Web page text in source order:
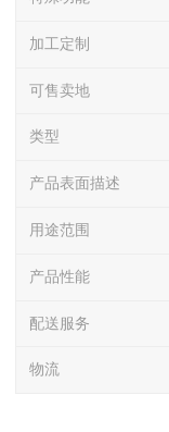
加工定制
可售卖地
类型
产品表面描述
用途范围
产品性能
配送服务
物流